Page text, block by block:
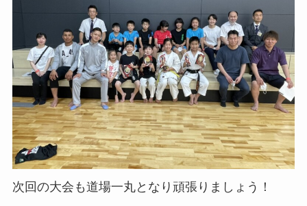
次回の大会も道場一丸となり頑張りましょう！